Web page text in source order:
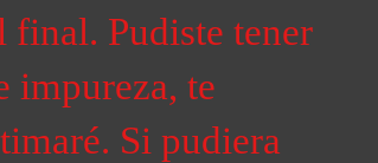
final. Pudiste tener
impureza, te
Si pudiera